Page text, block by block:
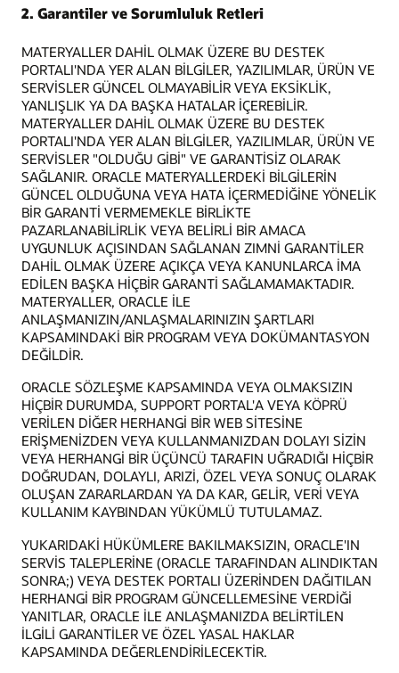
2. Garantiler ve Sorumluluk Retleri
MATERYALLER DAHİL OLMAK ÜZERE BU DESTEK
PORTALI'NDA YER ALAN BİLGİLER, YAZILIMLAR, ÜRÜN VE
SERVİSLER GÜNCEL OLMAYABİLİR VEYA EKSİKLİK,
YANLIŞLIK YA DA BAŞKA HATALAR İÇEREBİLİR.
MATERYALLER DAHİL OLMAK ÜZERE BU DESTEK
PORTALI'NDA YER ALAN BİLGİLER, YAZILIMLAR, ÜRÜN VE
SERVİSLER "OLDUĞU GİBİ" VE GARANTİSİZ OLARAK
SAĞLANIR. ORACLE MATERYALLERDEKİ BİLGİLERİN
GÜNCEL OLDUĞUNA VEYA HATA İÇERMEDİĞİNE YÖNELİK
BİR GARANTİ VERMEMEKLE BİRLİKTE
PAZARLANABİLİRLİK VEYA BELİRLİ BİR AMACA
UYGUNLUK AÇISINDAN SAĞLANAN ZIMNİ GARANTİLER
DAHİL OLMAK ÜZERE AÇIKÇA VEYA KANUNLARCA İMA
EDİLEN BAŞKA HİÇBİR GARANTİ SAĞLAMAMAKTADIR.
MATERYALLER, ORACLE İLE
ANLAŞMANIZIN/ANLAŞMALARINIZIN ŞARTLARI
KAPSAMINDAKİ BİR PROGRAM VEYA DOKÜMANTASYON
DEĞİLDİR.
ORACLE SÖZLEŞME KAPSAMINDA VEYA OLMAKSIZIN
HİÇBİR DURUMDA, SUPPORT PORTAL'A VEYA KÖPRÜ
VERİLEN DİĞER HERHANGİ BİR WEB SİTESİNE
ERİŞMENİZDEN VEYA KULLANMANIZDAN DOLAYI SİZİN
VEYA HERHANGİ BİR ÜÇÜNCÜ TARAFIN UĞRADIĞI HİÇBİR
DOĞRUDAN, DOLAYLI, ARIZİ, ÖZEL VEYA SONUÇ OLARAK
OLUŞAN ZARARLARDAN YA DA KAR, GELİR, VERİ VEYA
KULLANIM KAYBINDAN YÜKÜMLÜ TUTULAMAZ.
YUKARIDAKİ HÜKÜMLERE BAKILMAKSIZIN, ORACLE'IN
SERVİS TALEPLERİNE (ORACLE TARAFINDAN ALINDIKTAN
SONRA;) VEYA DESTEK PORTALI ÜZERİNDEN DAĞITILAN
HERHANGİ BİR PROGRAM GÜNCELLEMESİNE VERDİĞİ
YANITLAR, ORACLE İLE ANLAŞMANIZDA BELİRTİLEN
İLGİLİ GARANTİLER VE ÖZEL YASAL HAKLAR
KAPSAMINDA DEĞERLENDİRİLECEKTİR.